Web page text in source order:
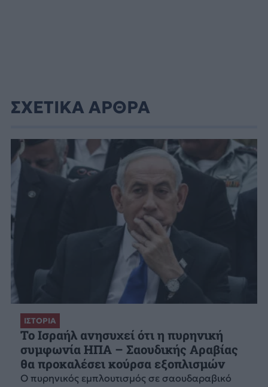
ΣΧΕΤΙΚΑ ΑΡΘΡΑ
ΙΣΤΟΡΙΑ
Το Ισραήλ ανησυχεί ότι η πυρηνική
συμφωνία ΗΠΑ – Σαουδικής Αραβίας
θα προκαλέσει κούρσα εξοπλισμών
Ο πυρηνικός εμπλουτισμός σε σαουδαραβικό